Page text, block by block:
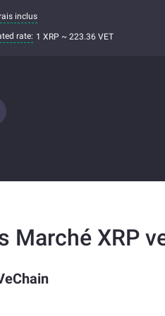
inclus
rate: 1 XRP ~ 223.36 VET
Marché XRP